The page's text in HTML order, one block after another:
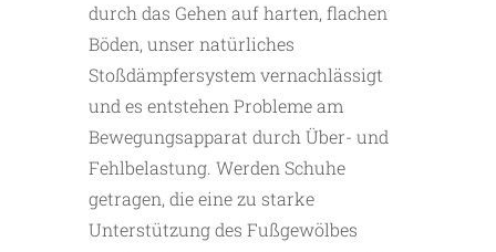
durch das Gehen auf harten, flachen
Böden, unser natürliches
Stoßdämpfersystem vernachlässigt
und es entstehen Probleme am
Bewegungsapparat durch Über- und
Fehlbelastung. Werden Schuhe
getragen, die eine zu starke
Unterstützung des Fußgewölbes